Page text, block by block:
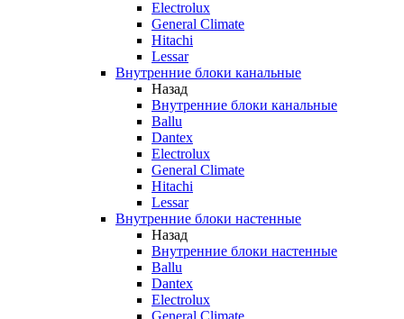
Electrolux
General Climate
Hitachi
Lessar
Внутренние блоки канальные
Назад
Внутренние блоки канальные
Ballu
Dantex
Electrolux
General Climate
Hitachi
Lessar
Внутренние блоки настенные
Назад
Внутренние блоки настенные
Ballu
Dantex
Electrolux
General Climate